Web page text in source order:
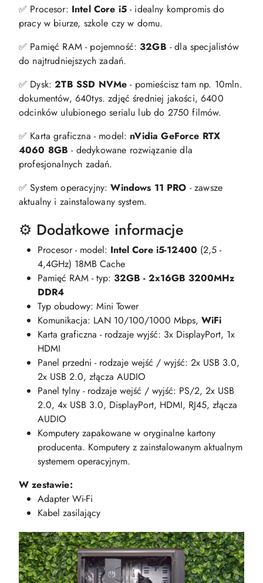
✅ Procesor: Intel Core i5 - idealny kompromis do
pracy w biurze, szkole czy w domu.
✅ Pamięć RAM - pojemność:32GB - dla specjalistów
do najtrudniejszych zadań.
✅ Dysk:2TB SSD NVMe - pomieścisz tam np. 10mln.
dokumentów, 640tys. zdjęć średniej jakości, 6400
odcinków ulubionego serialu lub do 2750 filmów.
✅ Karta graficzna - model: nVidia GeForce RTX
4060 8GB- dedykowane rozwiązanie dla
profesjonalnych zadań.
✅ System operacyjny:Windows 11 PRO - zawsze
aktualny i zainstalowany system.
⚙️ Dodatkowe informacje
Procesor - model: Intel Core i5-12400 (2,5 -
4,4GHz) 18MB Cache
Pamięć RAM - typ: 32GB - 2x16GB 3200MHz
DDR4
Typ obudowy: Mini Tower
Komunikacja: LAN 10/100/1000 Mbps, WiFi
Karta graficzna - rodzaje wyjść: 3x DisplayPort, 1x
HDMI
Panel przedni - rodzaje wejść / wyjść: 2x USB 3.0,
2x USB 2.0, złącza AUDIO
Panel tylny - rodzaje wejść / wyjść: PS/2, 2x USB
2.0, 4x USB 3.0, DisplayPort, HDMI, RJ45, złącza
AUDIO
Komputery zapakowane w oryginalne kartony
producenta. Komputery z zainstalowanym aktualnym
systemem operacyjnym.
W zestawie:
Adapter Wi-Fi
Kabel zasilający